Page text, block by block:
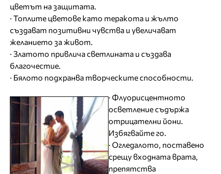
цветът на защитата.
· Toплите цветове като теракота и жълто
създават позитивни чувства и увеличават
желанието за живот.
· Златото привлича светлината и създава
благочестие.
· Бялото подхранва творческите способности.
· Флуорисцентното
осветление съдържа
отрицателни йони.
Избягвайте го.
· Огледалото, поставено
срещу входната врата,
препятства